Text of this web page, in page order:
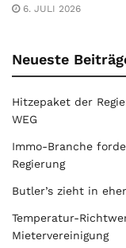
6. JULI 2026
Neueste
Hitzepaket der
WEG
Immo-Branche
Regierung
Butler’s zieht in
Temperatur-
Mietervereinigung